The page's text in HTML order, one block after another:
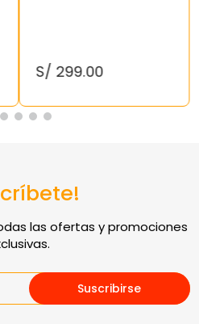
S/ 299.00
Suscribirse